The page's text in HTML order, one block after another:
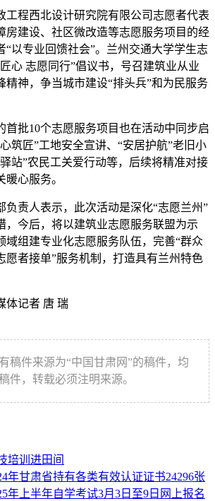
程西北设计研究院有限公司志愿者代表
房建设、社区微改造等志愿服务项目的经
“以专业回馈社会”。兰州交通大学学生志
心 志愿同行”倡议书，号召建筑业从业
精神，争当城市建设“排头兵”和为民服务
批10个志愿服务项目也在活动中同步启
筑匠”工地安全宣讲、“安居护航”老旧小
站”农民工关爱行动等，后续将精准对接
心服务。
责人表示，此次活动是深化“志愿兰州”
，今后，将以建筑业志愿服务联盟为示
域组建专业化志愿服务队伍，完善“群众
者接单”服务机制，打造具有兰州特色
记者 唐 瑞
稿件来源为“中国甘肃网”的稿件，均
件，转载必须注明来源。
培训进田间
年甘肃省持有各类有效认证证书24296张
年上半年自学考试3月3日至9日网上报名